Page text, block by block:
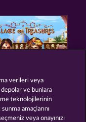
verileri veya
depolar ve bunlara
teknolojilerinin
amaçlarını
veya onayınızı